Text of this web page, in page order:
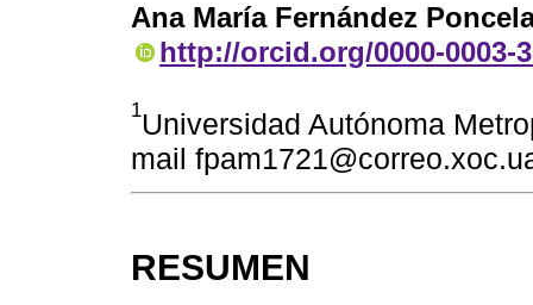
Ana María Fernández
http://orcid.org/0000-0003-
1Universidad Autónoma
mail
RESUMEN